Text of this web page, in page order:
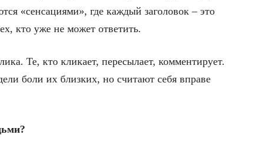
«сенсациями», где каждый заголовок – это
кто уже не может ответить.
Те, кто кликает, пересылает, комментирует.
боли их близких, но считают себя вправе